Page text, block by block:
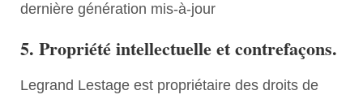
dernière génération mis-à-jour
5. Propriété intellectuelle et contrefaçons.
Legrand Lestage est propriétaire des droits de